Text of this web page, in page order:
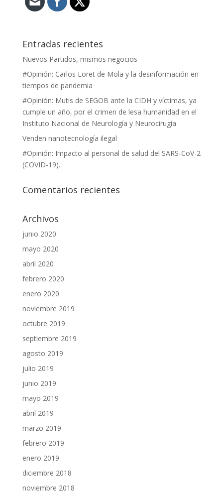
Entradas recientes
Nuevos Partidos, mismos negocios
#Opinión: Carlos Loret de Mola y la desinformación en
tiempos de pandemia
#Opinión: Mutis de SEGOB ante la CIDH y víctimas, ya
cumple un año, por el crimen de lesa humanidad en el
Instituto Nacional de Neurología y Neurocirugía
Venden nanotecnología ilegal
#Opinión: Impacto al personal de salud del SARS-CoV-2
(COVID-19).
Comentarios recientes
Archivos
junio 2020
mayo 2020
abril 2020
febrero 2020
enero 2020
noviembre 2019
octubre 2019
septiembre 2019
agosto 2019
julio 2019
junio 2019
mayo 2019
abril 2019
marzo 2019
febrero 2019
enero 2019
diciembre 2018
noviembre 2018